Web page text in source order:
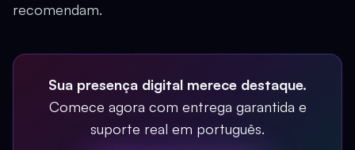
recomendam.
Sua presença digital merece destaque.
Comece agora com entrega garantida e
suporte real em português.